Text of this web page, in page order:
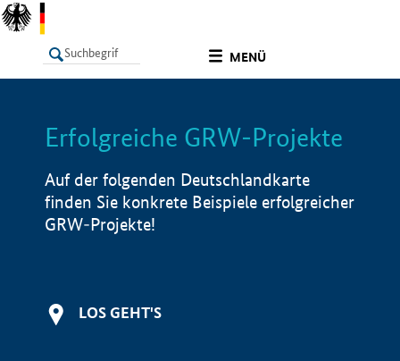
MENÜ
LISTE Info
Erfolgreiche GRW-Projekte
Auf der folgenden Deutschlandkarte
finden Sie konkrete Beispiele erfolgreicher
GRW-Projekte!
LOS GEHT'S